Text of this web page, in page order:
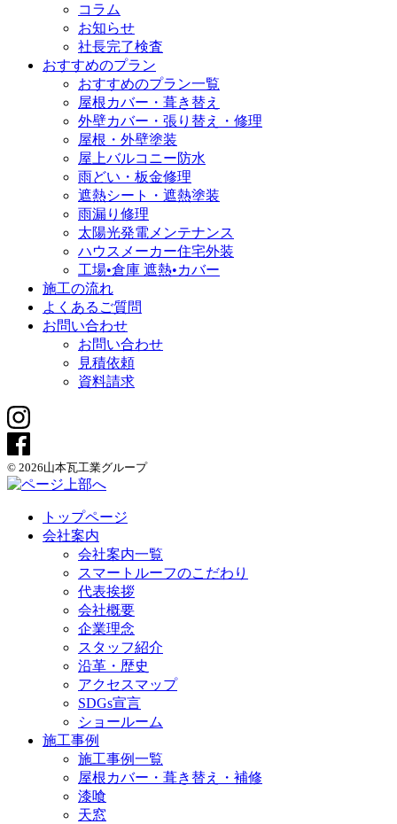
コラム
お知らせ
社長完了検査
おすすめのプラン
おすすめのプラン一覧
屋根カバー・葺き替え
外壁カバー・張り替え・修理
屋根・外壁塗装
屋上バルコニー防水
雨どい・板金修理
遮熱シート・遮熱塗装
雨漏り修理
太陽光発電メンテナンス
ハウスメーカー住宅外装
工場•倉庫 遮熱•カバー
施工の流れ
よくあるご質問
お問い合わせ
お問い合わせ
見積依頼
資料請求
© 2026山本瓦工業グループ
トップページ
会社案内
会社案内一覧
スマートルーフのこだわり
代表挨拶
会社概要
企業理念
スタッフ紹介
沿革・歴史
アクセスマップ
SDGs宣言
ショールーム
施工事例
施工事例一覧
屋根カバー・葺き替え・補修
漆喰
天窓